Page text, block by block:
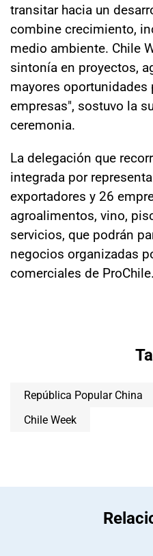
transitar hacia un
combine crecimiento,
medio ambiente. Chile
sintonía en proyectos,
mayores oportunidades
empresas", sostuvo la
ceremonia.
La delegación que
integrada por
exportadores y 26
agroalimentos, vino,
servicios, que podrán
negocios organizadas
comerciales de ProChile.
República Popular China
Chile Week